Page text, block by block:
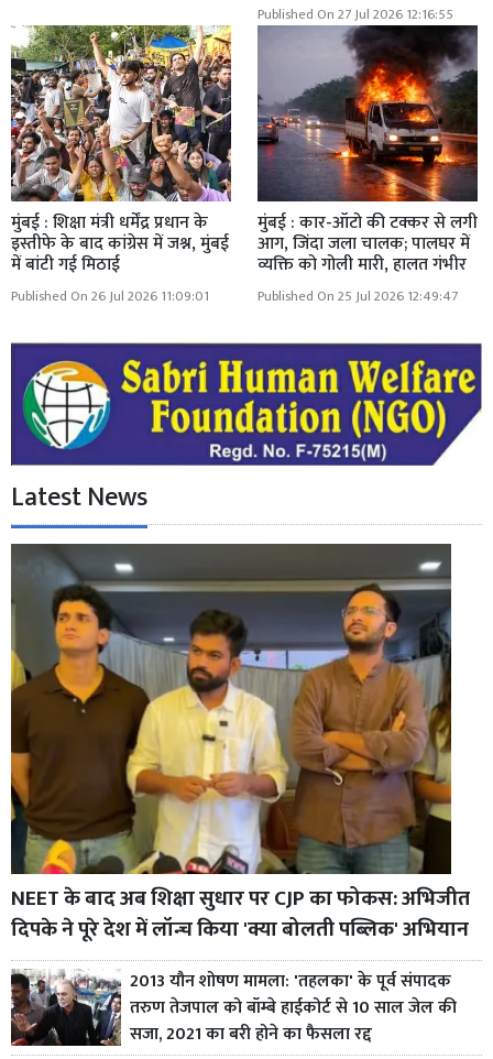
Published On 27 Jul 2026 12:16:55
मुंबई : शिक्षा मंत्री धर्मेंद्र प्रधान के
इस्तीफे के बाद कांग्रेस में जश्न, मुंबई
में बांटी गई मिठाई
Published On 26 Jul 2026 11:09:01
मुंबई : कार-ऑटो की टक्कर से लगी
आग, जिंदा जला चालक; पालघर में
व्यक्ति को गोली मारी, हालत गंभीर
Published On 25 Jul 2026 12:49:47
Latest News
NEET के बाद अब शिक्षा सुधार पर CJP का फोकस: अभिजीत
दिपके ने पूरे देश में लॉन्च किया 'क्या बोलती पब्लिक' अभियान
2013 यौन शोषण मामला: 'तहलका' के पूर्व संपादक
तरुण तेजपाल को बॉम्बे हाईकोर्ट से 10 साल जेल की
सजा, 2021 का बरी होने का फैसला रद्द